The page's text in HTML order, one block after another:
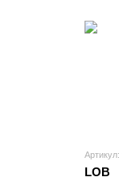
Артикул:
LOB